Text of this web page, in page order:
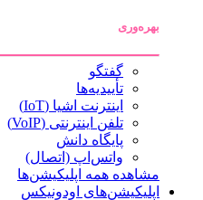
بهره‌وری
گفتگو
تأییدیه‌ها
اینترنت اشیا (IoT)
تلفن اینترنتی (VoIP)
پایگاه دانش
واتس‌اپ (اتصال)
مشاهده همه اپلیکیشن‌ها
اپلیکیشن‌های اودونیکس